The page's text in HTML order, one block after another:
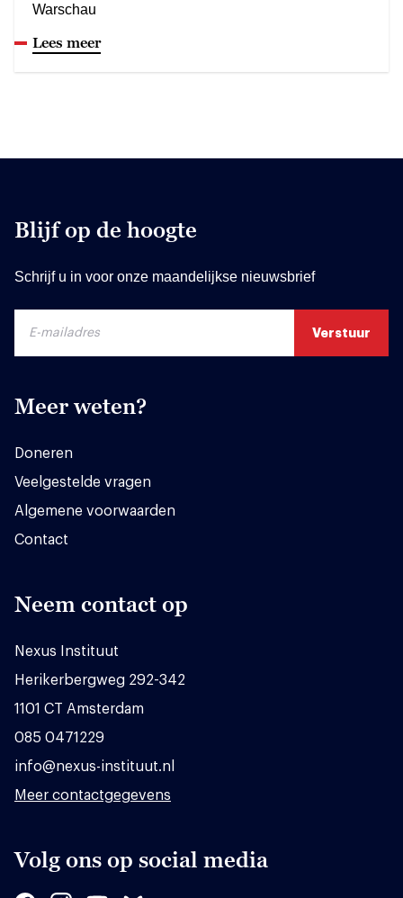
Warschau
Lees meer
Blijf op de hoogte
Schrijf u in voor onze maandelijkse nieuwsbrief
Meer weten?
Doneren
Veelgestelde vragen
Algemene voorwaarden
Contact
Neem contact op
Nexus Instituut
Herikerbergweg 292-342
1101 CT Amsterdam
085 0471229
info@nexus-instituut.nl
Meer contactgegevens
Volg ons op social media